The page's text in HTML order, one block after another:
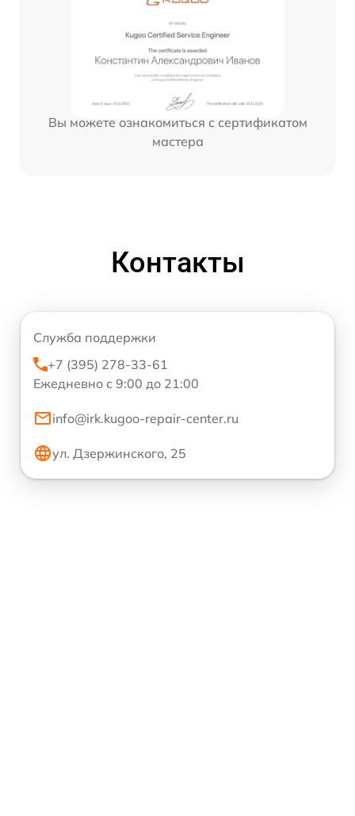
Вы можете ознакомиться с сертификатом
мастера
Контакты
Служба поддержки
+7 (395) 278-33-61
Ежедневно с 9:00 до 21:00
info@irk.kugoo-repair-center.ru
ул. Дзержинского, 25